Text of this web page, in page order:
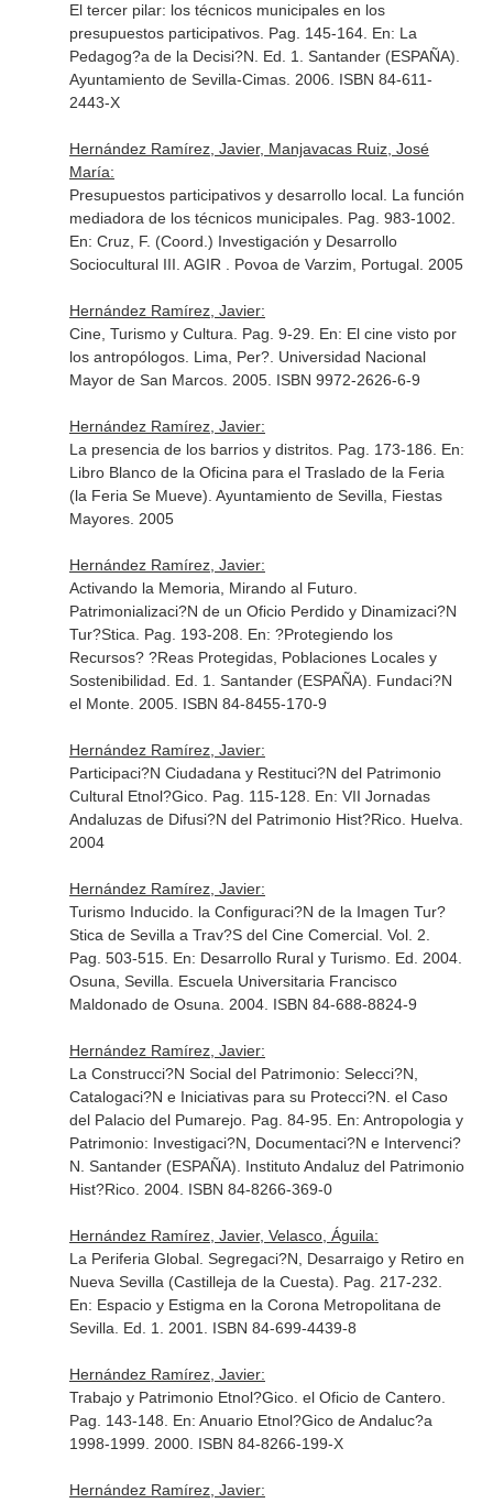
El tercer pilar: los técnicos municipales en los
presupuestos participativos. Pag. 145-164. En: La
Pedagog?a de la Decisi?N . Ed. 1. Santander (ESPAÑA).
Ayuntamiento de Sevilla-Cimas. 2006. ISBN 84-611-
2443-X
Hernández Ramírez, Javier, Manjavacas Ruiz, José
María:
Presupuestos participativos y desarrollo local. La función
mediadora de los técnicos municipales. Pag. 983-1002.
En: Cruz, F. (Coord.) Investigación y Desarrollo
Sociocultural III . AGIR . Povoa de Varzim, Portugal. 2005
Hernández Ramírez, Javier:
Cine, Turismo y Cultura. Pag. 9-29. En: El cine visto por
los antropólogos. Lima, Per?. Universidad Nacional
Mayor de San Marcos. 2005. ISBN 9972-2626-6-9
Hernández Ramírez, Javier:
La presencia de los barrios y distritos. Pag. 173-186. En:
Libro Blanco de la Oficina para el Traslado de la Feria
(la Feria Se Mueve) . Ayuntamiento de Sevilla, Fiestas
Mayores. 2005
Hernández Ramírez, Javier:
Activando la Memoria, Mirando al Futuro.
Patrimonializaci?N de un Oficio Perdido y Dinamizaci?N
Tur?Stica. Pag. 193-208. En: ?Protegiendo los
Recursos? ?Reas Protegidas, Poblaciones Locales y
Sostenibilidad . Ed. 1. Santander (ESPAÑA). Fundaci?N
el Monte. 2005. ISBN 84-8455-170-9
Hernández Ramírez, Javier:
Participaci?N Ciudadana y Restituci?N del Patrimonio
Cultural Etnol?Gico. Pag. 115-128. En: VII Jornadas
Andaluzas de Difusi?N del Patrimonio Hist?Rico. Huelva.
2004
Hernández Ramírez, Javier:
Turismo Inducido. la Configuraci?N de la Imagen Tur?
Stica de Sevilla a Trav?S del Cine Comercial. Vol. 2.
Pag. 503-515. En: Desarrollo Rural y Turismo. Ed. 2004.
Osuna, Sevilla. Escuela Universitaria Francisco
Maldonado de Osuna. 2004. ISBN 84-688-8824-9
Hernández Ramírez, Javier:
La Construcci?N Social del Patrimonio: Selecci?N,
Catalogaci?N e Iniciativas para su Protecci?N. el Caso
del Palacio del Pumarejo. Pag. 84-95. En: Antropologia y
Patrimonio: Investigaci?N, Documentaci?N e Intervenci?
N . Santander (ESPAÑA). Instituto Andaluz del Patrimonio
Hist?Rico. 2004. ISBN 84-8266-369-0
Hernández Ramírez, Javier, Velasco, Águila:
La Periferia Global. Segregaci?N, Desarraigo y Retiro en
Nueva Sevilla (Castilleja de la Cuesta). Pag. 217-232.
En: Espacio y Estigma en la Corona Metropolitana de
Sevilla . Ed. 1. 2001. ISBN 84-699-4439-8
Hernández Ramírez, Javier:
Trabajo y Patrimonio Etnol?Gico. el Oficio de Cantero.
Pag. 143-148. En: Anuario Etnol?Gico de Andaluc?a
1998-1999 . 2000. ISBN 84-8266-199-X
Hernández Ramírez, Javier: